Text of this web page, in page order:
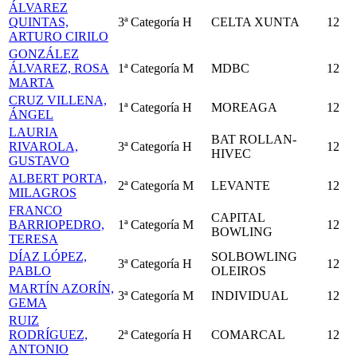
ÁLVAREZ
QUINTAS,
ARTURO CIRILO
3ª Categoría H CELTA XUNTA 12
GONZÁLEZ
ÁLVAREZ, ROSA
MARTA
1ª Categoría M MDBC 12
CRUZ VILLENA,
ÁNGEL
1ª Categoría H MOREAGA
12
LAURIA
RIVAROLA,
GUSTAVO
3ª Categoría H
BAT ROLLAN-
HIVEC
12
ALBERT PORTA,
MILAGROS
2ª Categoría M LEVANTE
12
FRANCO
BARRIOPEDRO,
TERESA
1ª Categoría M
CAPITAL
BOWLING
12
DÍAZ LÓPEZ,
PABLO
3ª Categoría H
SOLBOWLING
OLEIROS
12
MARTÍN AZORÍN,
GEMA
3ª Categoría M INDIVIDUAL
12
RUIZ
RODRÍGUEZ,
ANTONIO
2ª Categoría H COMARCAL 12